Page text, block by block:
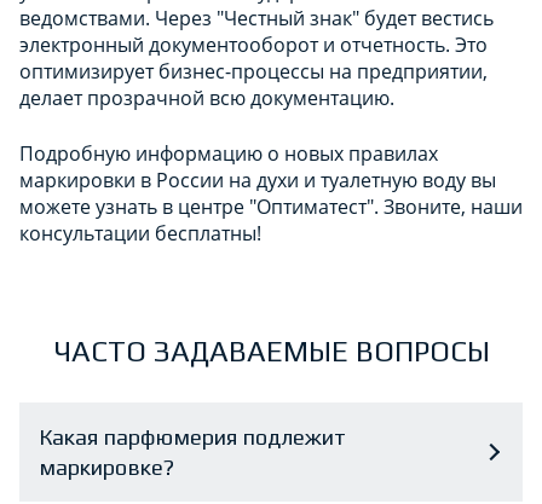
ведомствами. Через "Честный знак" будет вестись
электронный документооборот и отчетность. Это
оптимизирует бизнес-процессы на предприятии,
делает прозрачной всю документацию.
Подробную информацию о новых правилах
маркировки в России на духи и туалетную воду вы
можете узнать в центре "Оптиматест". Звоните, наши
консультации бесплатны!
ЧАСТО ЗАДАВАЕМЫЕ ВОПРОСЫ
Какая парфюмерия подлежит
маркировке?